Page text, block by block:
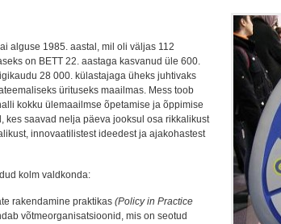
alguse 1985. aastal, mil oli väljas 112
on BETT 22. aastaga kasvanud üle 600.
28 000. külastajaga üheks juhtivaks
ürituseks maailmas. Mess toob
kokku ülemaailmse õpetamise ja õppimise
kes saavad nelja päeva jooksul osa rikkalikust
innovaatilistest ideedest ja ajakohastest
kolm valdkonda:
rakendamine praktikas (Policy in Practice
võtmeorganisatsioonid, mis on seotud